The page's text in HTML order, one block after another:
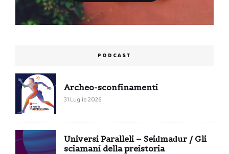
PODCAST
Archeo-sconfinamenti
31 Luglio 2026
Universi Paralleli – Seiđmađur / Gli
sciamani della preistoria